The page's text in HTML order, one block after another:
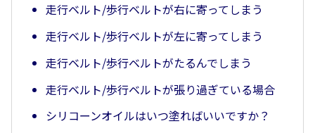
走行ベルト/歩行ベルトが右に寄ってしまう
走行ベルト/歩行ベルトが左に寄ってしまう
走行ベルト/歩行ベルトがたるんでしまう
走行ベルト/歩行ベルトが張り過ぎている場合
シリコーンオイルはいつ塗ればいいですか？